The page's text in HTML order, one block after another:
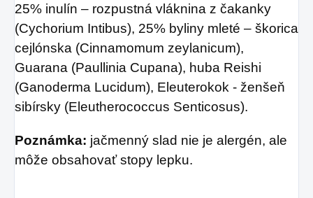
25% inulín – rozpustná vláknina z čakanky
(Cychorium Intibus), 25% byliny mleté – škorica
cejlónska (Cinnamomum zeylanicum),
Guarana (Paullinia Cupana), huba Reishi
(Ganoderma Lucidum), Eleuterokok - ženšeň
sibírsky (Eleutherococcus Senticosus).
Poznámka: jačmenný slad nie je alergén, ale
môže obsahovať stopy lepku.